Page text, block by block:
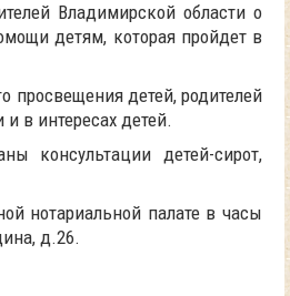
Владимирской области о
детям, которая пройдет в
просвещения детей, родителей
и в интересах детей.
консультации детей-сирот,
нотариальной палате в часы
д.26.